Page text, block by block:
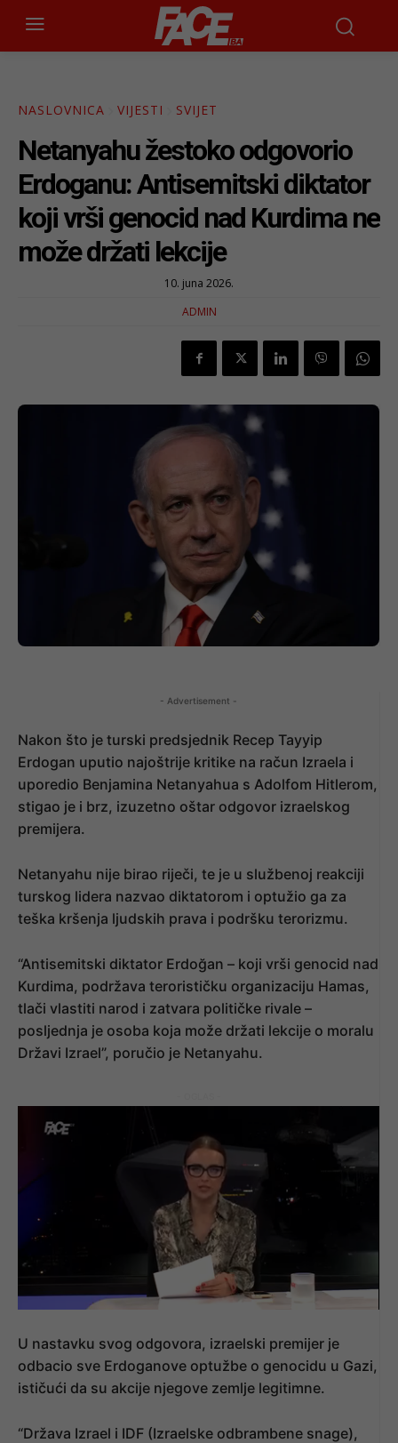
NASLOVNICA VIJESTI SVIJET
Netanyahu žestoko odgovorio
Erdoganu: Antisemitski diktator
koji vrši genocid nad Kurdima ne
može držati lekcije
10. juna 2026.
ADMIN
- Advertisement -
Nakon što je turski predsjednik Recep Tayyip
Erdogan uputio najoštrije kritike na račun Izraela i
uporedio Benjamina Netanyahua s Adolfom Hitlerom,
stigao je i brz, izuzetno oštar odgovor izraelskog
premijera.
Netanyahu nije birao riječi, te je u službenoj reakciji
turskog lidera nazvao diktatorom i optužio ga za
teška kršenja ljudskih prava i podršku terorizmu.
“Antisemitski diktator Erdoğan – koji vrši genocid nad
Kurdima, podržava terorističku organizaciju Hamas,
tlači vlastiti narod i zatvara političke rivale –
posljednja je osoba koja može držati lekcije o moralu
Državi Izrael”, poručio je Netanyahu.
U nastavku svog odgovora, izraelski premijer je
odbacio sve Erdoganove optužbe o genocidu u Gazi,
ističući da su akcije njegove zemlje legitimne.
“Država Izrael i IDF (Izraelske odbrambene snage),